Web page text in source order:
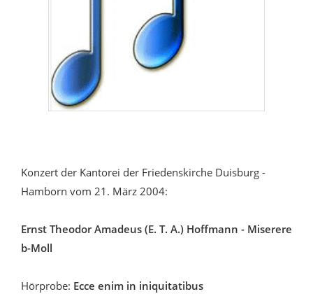
Konzert der Kantorei der Friedenskirche Duisburg -
Hamborn vom 21. März 2004:
Ernst Theodor Amadeus (E. T. A.) Hoffmann - Miserere
b-Moll
Hörprobe: Ecce enim in iniquitatibus